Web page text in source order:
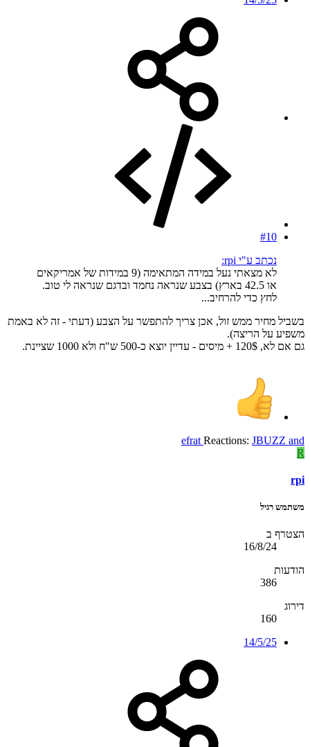
#10
נכתב ע"י rpi:
לא מצאתי נעל במידה המתאימה (9 במידות של אמריקאים
או 42.5 בארץ) בצבע שנראה נחמד ובדגם שנראה לי טוב.
לחץ כדי להרחיב...
בשביל מחיר ממש זול, אכן צריך להתפשר על הצבע (דעתי - זה לא באמת
משפיע על הריצה).
גם אם לא, 120$ + מיסים - עדיין יוצא כ-500 ש"ח ולא 1000 שציינת.
Reactions: JBUZZ and
efrat
R
rpi
משתמש רגיל
הצטרף ב
16/8/24
הודעות
386
דירוג
160
14/5/25